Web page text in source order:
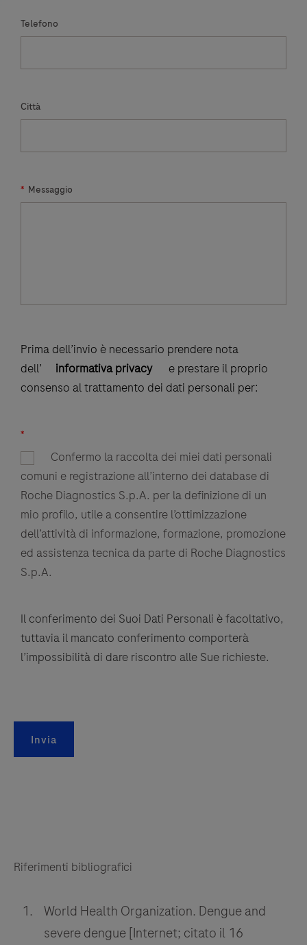
Telefono
Città
* Messaggio
Prima dell’invio è necessario prendere nota
dell’
informativa privacy
e prestare il proprio
consenso al trattamento dei dati personali per:
*
Confermo la raccolta dei miei dati personali
comuni e registrazione all’interno dei database di
Roche Diagnostics S.p.A. per la definizione di un
mio profilo, utile a consentire l’ottimizzazione
dell’attività di informazione, formazione, promozione
ed assistenza tecnica da parte di Roche Diagnostics
S.p.A.
Il conferimento dei Suoi Dati Personali è facoltativo,
tuttavia il mancato conferimento comporterà
l’impossibilità di dare riscontro alle Sue richieste.
Invia
Riferimenti bibliografici
World Health Organization. Dengue and
severe dengue [Internet; citato il 16